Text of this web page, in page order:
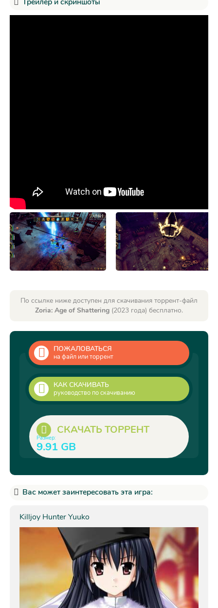
По ссылке ниже доступен для скачивания торрент-файл
Zoria: Age of Shattering (2023 года) бесплатно.
ПОЖАЛОВАТЬСЯ
на файл или торрент
КАК СКАЧИВАТЬ
руководство по скачиванию
СКАЧАТЬ ТОРРЕНТ
Размер:
9.91 GB
Вас может заинтересовать эта игра:
Killjoy Hunter Yuuko